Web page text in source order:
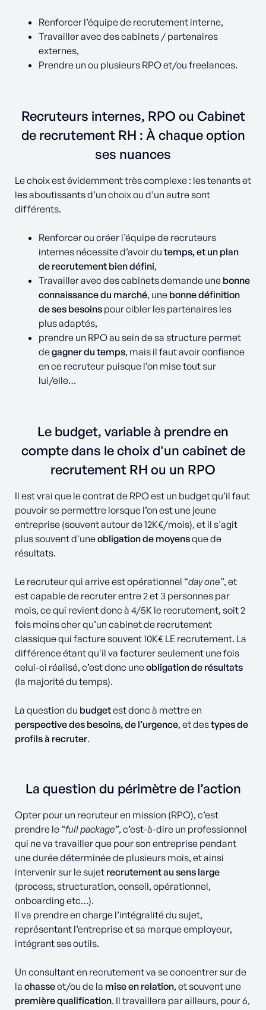
Renforcer l’équipe de recrutement interne,
Travailler avec des cabinets / partenaires
externes,
Prendre un ou plusieurs RPO et/ou freelances.
Recruteurs internes, RPO ou Cabinet
de recrutement RH : À chaque option
ses nuances
Le choix est évidemment très complexe : les tenants et
les aboutissants d’un choix ou d’un autre sont
différents.
Renforcer ou créer l’équipe de recruteurs
internes nécessite d’avoir du temps, et un plan
de recrutement bien défini,
Travailler avec des cabinets demande une bonne
connaissance du marché, une bonne définition
de ses besoins pour cibler les partenaires les
plus adaptés,
prendre un RPO au sein de sa structure permet
degagner du temps, mais il faut avoir confiance
en ce recruteur puisque l’on mise tout sur
lui/elle…
Le budget, variable à prendre en
compte dans le choix d'un cabinet de
recrutement RH ou un RPO
Il est vrai que le contrat de RPO est un budget qu’il faut
pouvoir se permettre lorsque l’on est une jeune
entreprise (souvent autour de 12K€/mois), et il s'agit
plus souvent d'uneobligation de moyensque de
résultats.
Le recruteur qui arrive est opérationnel “day one”, et
est capable de recruter entre 2 et 3 personnes par
mois, ce qui revient donc à 4/5K le recrutement, soit 2
fois moins cher qu’un cabinet de recrutement
classique qui facture souvent 10K€ LE recrutement. La
différence étant qu'il va facturer seulement une fois
celui-ci réalisé, c’est donc uneobligation de résultats
(la majorité du temps).
La question du budgetest donc à mettre en
perspective des besoins,de l’urgence, et destypes de
profils à recruter.
La question du périmètre de l’action
Opter pour un recruteur en mission (RPO), c’est
prendre le “full package”, c’est-à-dire un professionnel
qui ne va travailler que pour son entreprise pendant
une durée déterminée de plusieurs mois, et ainsi
intervenir sur le sujet recrutement au sens large
(process, structuration, conseil, opérationnel,
onboarding etc…).
Il va prendre en charge l’intégralité du sujet,
représentant l’entreprise et sa marque employeur,
intégrant ses outils.
Un consultant en recrutement va se concentrer sur de
la chasseet/ou de la mise en relation, et souvent une
première qualification. Il travaillera par ailleurs, pour 6,